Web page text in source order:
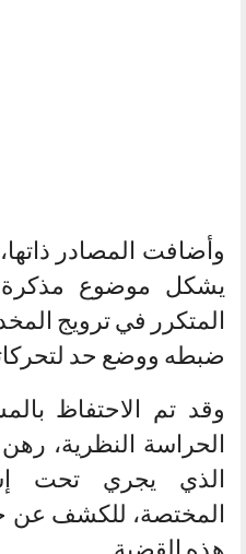
وأضافت المصادر
يشكل موضوع
المتكرر في ترويج
ضبطه ووضع حد
وقد تم الاحتفاظ
الحراسة النظرية،
الذي يجري تحت
المختصة، للكشف عن